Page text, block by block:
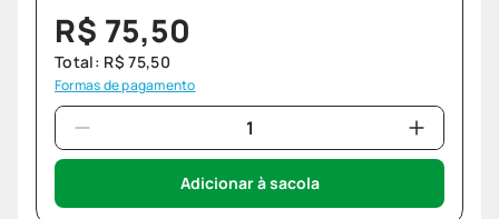
R$ 75,50
Total: R$ 75,50
Formas de pagamento
Adicionar à sacola